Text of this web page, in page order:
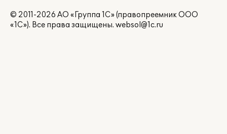
© 2011-2026 АО «Группа 1С» (правопреемник ООО
«1С»). Все права защищены. websol@1c.ru